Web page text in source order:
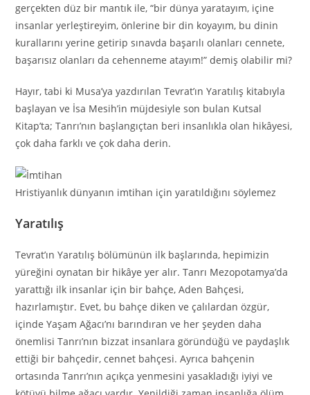
gerçekten düz bir mantık ile, “bir dünya yaratayım, içine
insanlar yerleştireyim, önlerine bir din koyayım, bu dinin
kurallarını yerine getirip sınavda başarılı olanları cennete,
başarısız olanları da cehenneme atayım!” demiş olabilir mi?
Hayır, tabi ki Musa’ya yazdırılan Tevrat’ın Yaratılış kitabıyla
başlayan ve İsa Mesih’in müjdesiyle son bulan Kutsal
Kitap’ta; Tanrı’nın başlangıçtan beri insanlıkla olan hikâyesi,
çok daha farklı ve çok daha derin.
Hristiyanlık dünyanın imtihan için yaratıldığını söylemez
Yaratılış
Tevrat’ın Yaratılış bölümünün ilk başlarında, hepimizin
yüreğini oynatan bir hikâye yer alır. Tanrı Mezopotamya’da
yarattığı ilk insanlar için bir bahçe, Aden Bahçesi,
hazırlamıştır. Evet, bu bahçe diken ve çalılardan özgür,
içinde Yaşam Ağacı’nı barındıran ve her şeyden daha
önemlisi Tanrı’nın bizzat insanlara göründüğü ve paydaşlık
ettiği bir bahçedir, cennet bahçesi. Ayrıca bahçenin
ortasında Tanrı’nın açıkça yenmesini yasakladığı iyiyi ve